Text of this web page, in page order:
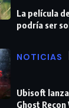
La película
podría ser
NOTICIAS
Ubisoft
Ghost